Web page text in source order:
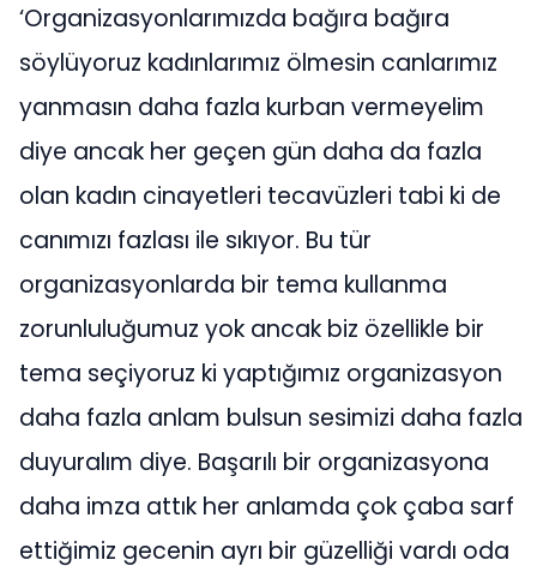
‘Organizasyonlarımızda bağıra bağıra
söylüyoruz kadınlarımız ölmesin canlarımız
yanmasın daha fazla kurban vermeyelim
diye ancak her geçen gün daha da fazla
olan kadın cinayetleri tecavüzleri tabi ki de
canımızı fazlası ile sıkıyor. Bu tür
organizasyonlarda bir tema kullanma
zorunluluğumuz yok ancak biz özellikle bir
tema seçiyoruz ki yaptığımız organizasyon
daha fazla anlam bulsun sesimizi daha fazla
duyuralım diye. Başarılı bir organizasyona
daha imza attık her anlamda çok çaba sarf
ettiğimiz gecenin ayrı bir güzelliği vardı oda